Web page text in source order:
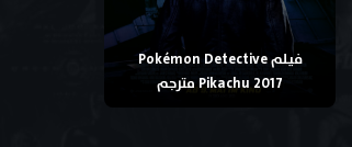
فيلم Pokémon Detective
Pikachu 2017 مترجم